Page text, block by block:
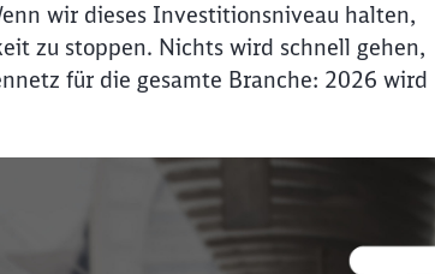
wir dieses Investitionsniveau halten,
zu stoppen. Nichts wird schnell gehen,
für die gesamte Branche: 2026 wird